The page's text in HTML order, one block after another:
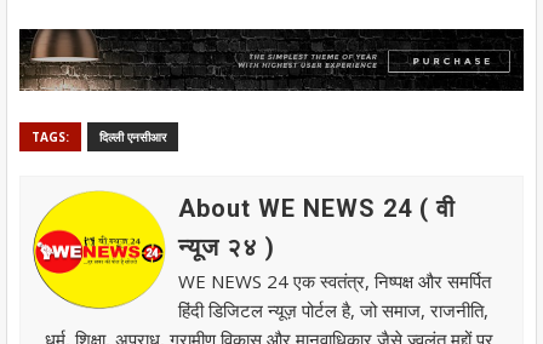
TAGS: दिल्ली एनसीआर
About WE NEWS 24 ( वी
न्यूज २४ )
WE NEWS 24 एक स्वतंत्र, निष्पक्ष और समर्पित
हिंदी डिजिटल न्यूज़ पोर्टल है, जो समाज, राजनीति,